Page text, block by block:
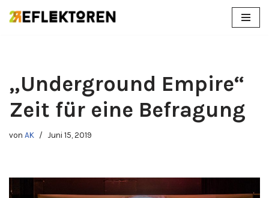
„Underground Empire“
Zeit für eine Befragung
von AK Juni 15, 2019